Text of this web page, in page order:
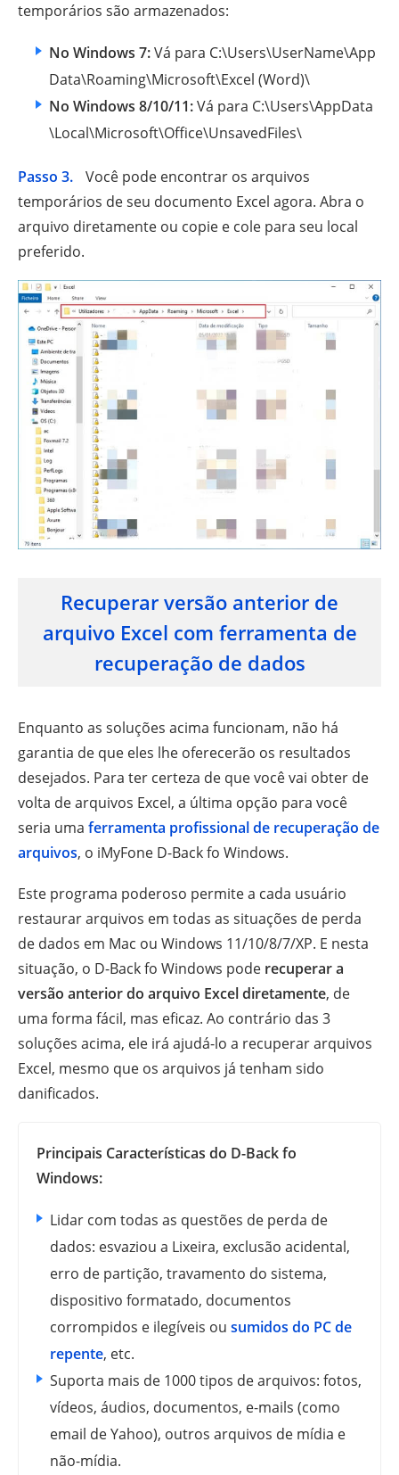
temporários são armazenados:
No Windows 7:Vá para C:\Users\UserName\App
Data\Roaming\Microsoft\Excel (Word)\
No Windows 8/10/11:Vá para C:\Users\AppData
\Local\Microsoft\Office\UnsavedFiles\
Passo 3.
Você pode encontrar os arquivos
temporários de seu documento Excel agora. Abra o
arquivo diretamente ou copie e cole para seu local
preferido.
Recuperar versão anterior de
arquivo Excel com ferramenta de
recuperação de dados
Enquanto as soluções acima funcionam, não há
garantia de que eles lhe oferecerão os resultados
desejados. Para ter certeza de que você vai obter de
volta de arquivos Excel, a última opção para você
seria uma ferramenta profissional de recuperação de
arquivos, o iMyFone D-Back fo Windows.
Este programa poderoso permite a cada usuário
restaurar arquivos em todas as situações de perda
de dados em Mac ou Windows 11/10/8/7/XP. E nesta
situação, o D-Back fo Windows pode recuperar a
versão anterior do arquivo Excel diretamente, de
uma forma fácil, mas eficaz. Ao contrário das 3
soluções acima, ele irá ajudá-lo a recuperar arquivos
Excel, mesmo que os arquivos já tenham sido
danificados.
Principais Características do D-Back fo
Windows:
Lidar com todas as questões de perda de
dados: esvaziou a Lixeira, exclusão acidental,
erro de partição, travamento do sistema,
dispositivo formatado, documentos
corrompidos e ilegíveis ou sumidos do PC de
repente, etc.
Suporta mais de 1000 tipos de arquivos: fotos,
vídeos, áudios, documentos, e-mails (como
email de Yahoo), outros arquivos de mídia e
não-mídia.